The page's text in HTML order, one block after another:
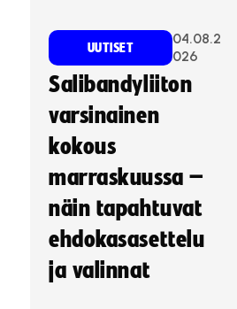
UUTISET
04.08.2
026
Salibandyliiton
varsinainen
kokous
marraskuussa –
näin tapahtuvat
ehdokasasettelu
ja valinnat